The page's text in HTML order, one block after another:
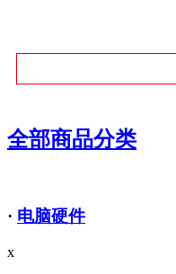
全部商品分类
· 电脑硬件
x